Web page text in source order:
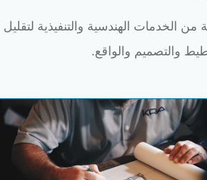
الهندسية والتنفيذية لتقليل
والواقع.